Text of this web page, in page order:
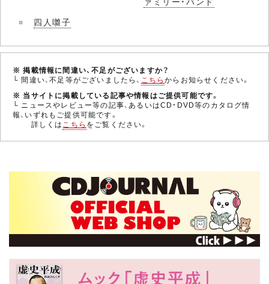
四人囃子
※ 掲載情報に間違い、不足がございますか？
└ 間違い、不足等がございましたら、 こちらからお知らせください。
※ 当サイトに掲載している記事や情報はご提供可能です。
└ ニュースやレビュー等の記事、あるいはCD・DVD等のカタログ情
報、いずれもご提供可能です。
詳しくはこちら をご覧ください。